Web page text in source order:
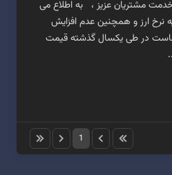
مشتریان عزیز ، به اطلاع می
نرخ ارز و همچنین عدم افزایش
در طی یکسال گذشته قیمت
1